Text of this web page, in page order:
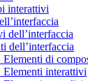
interattivi
dell’interfaccia
dell’interfaccia
Elementi di
Elementi interattivi